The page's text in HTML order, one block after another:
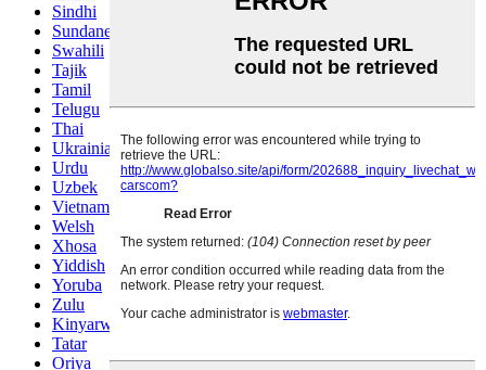
Sindhi
Sundanese
Swahili
Tajik
Tamil
Telugu
Thai
Ukrainian
Urdu
Uzbek
Vietnamese
Welsh
Xhosa
Yiddish
Yoruba
Zulu
Kinyarwanda
Tatar
Oriya